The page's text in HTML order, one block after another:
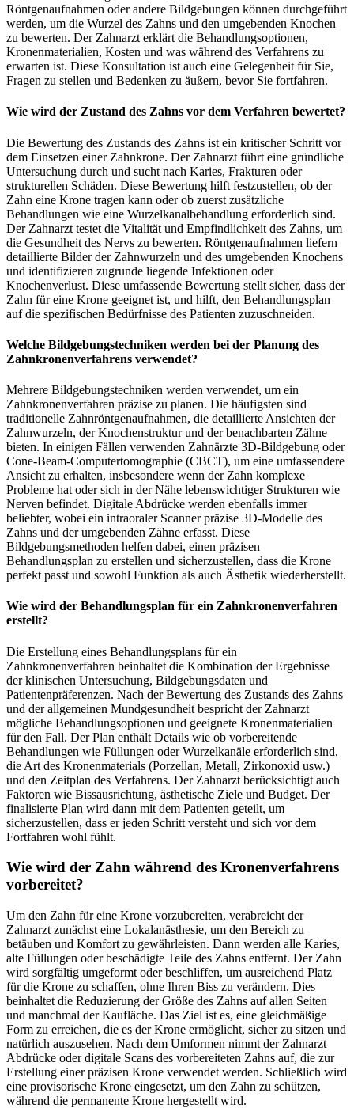
Röntgenaufnahmen oder andere Bildgebungen können durchgeführt
werden, um die Wurzel des Zahns und den umgebenden Knochen
zu bewerten. Der Zahnarzt erklärt die Behandlungsoptionen,
Kronenmaterialien, Kosten und was während des Verfahrens zu
erwarten ist. Diese Konsultation ist auch eine Gelegenheit für Sie,
Fragen zu stellen und Bedenken zu äußern, bevor Sie fortfahren.
Wie wird der Zustand des Zahns vor dem Verfahren bewertet?
Die Bewertung des Zustands des Zahns ist ein kritischer Schritt vor
dem Einsetzen einer Zahnkrone. Der Zahnarzt führt eine gründliche
Untersuchung durch und sucht nach Karies, Frakturen oder
strukturellen Schäden. Diese Bewertung hilft festzustellen, ob der
Zahn eine Krone tragen kann oder ob zuerst zusätzliche
Behandlungen wie eine Wurzelkanalbehandlung erforderlich sind.
Der Zahnarzt testet die Vitalität und Empfindlichkeit des Zahns, um
die Gesundheit des Nervs zu bewerten. Röntgenaufnahmen liefern
detaillierte Bilder der Zahnwurzeln und des umgebenden Knochens
und identifizieren zugrunde liegende Infektionen oder
Knochenverlust. Diese umfassende Bewertung stellt sicher, dass der
Zahn für eine Krone geeignet ist, und hilft, den Behandlungsplan
auf die spezifischen Bedürfnisse des Patienten zuzuschneiden.
Welche Bildgebungstechniken werden bei der Planung des
Zahnkronenverfahrens verwendet?
Mehrere Bildgebungstechniken werden verwendet, um ein
Zahnkronenverfahren präzise zu planen. Die häufigsten sind
traditionelle Zahnröntgenaufnahmen, die detaillierte Ansichten der
Zahnwurzeln, der Knochenstruktur und der benachbarten Zähne
bieten. In einigen Fällen verwenden Zahnärzte 3D-Bildgebung oder
Cone-Beam-Computertomographie (CBCT), um eine umfassendere
Ansicht zu erhalten, insbesondere wenn der Zahn komplexe
Probleme hat oder sich in der Nähe lebenswichtiger Strukturen wie
Nerven befindet. Digitale Abdrücke werden ebenfalls immer
beliebter, wobei ein intraoraler Scanner präzise 3D-Modelle des
Zahns und der umgebenden Zähne erfasst. Diese
Bildgebungsmethoden helfen dabei, einen präzisen
Behandlungsplan zu erstellen und sicherzustellen, dass die Krone
perfekt passt und sowohl Funktion als auch Ästhetik wiederherstellt.
Wie wird der Behandlungsplan für ein Zahnkronenverfahren
erstellt?
Die Erstellung eines Behandlungsplans für ein
Zahnkronenverfahren beinhaltet die Kombination der Ergebnisse
der klinischen Untersuchung, Bildgebungsdaten und
Patientenpräferenzen. Nach der Bewertung des Zustands des Zahns
und der allgemeinen Mundgesundheit bespricht der Zahnarzt
mögliche Behandlungsoptionen und geeignete Kronenmaterialien
für den Fall. Der Plan enthält Details wie ob vorbereitende
Behandlungen wie Füllungen oder Wurzelkanäle erforderlich sind,
die Art des Kronenmaterials (Porzellan, Metall, Zirkonoxid usw.)
und den Zeitplan des Verfahrens. Der Zahnarzt berücksichtigt auch
Faktoren wie Bissausrichtung, ästhetische Ziele und Budget. Der
finalisierte Plan wird dann mit dem Patienten geteilt, um
sicherzustellen, dass er jeden Schritt versteht und sich vor dem
Fortfahren wohl fühlt.
Wie wird der Zahn während des Kronenverfahrens
vorbereitet?
Um den Zahn für eine Krone vorzubereiten, verabreicht der
Zahnarzt zunächst eine Lokalanästhesie, um den Bereich zu
betäuben und Komfort zu gewährleisten. Dann werden alle Karies,
alte Füllungen oder beschädigte Teile des Zahns entfernt. Der Zahn
wird sorgfältig umgeformt oder beschliffen, um ausreichend Platz
für die Krone zu schaffen, ohne Ihren Biss zu verändern. Dies
beinhaltet die Reduzierung der Größe des Zahns auf allen Seiten
und manchmal der Kaufläche. Das Ziel ist es, eine gleichmäßige
Form zu erreichen, die es der Krone ermöglicht, sicher zu sitzen und
natürlich auszusehen. Nach dem Umformen nimmt der Zahnarzt
Abdrücke oder digitale Scans des vorbereiteten Zahns auf, die zur
Erstellung einer präzisen Krone verwendet werden. Schließlich wird
eine provisorische Krone eingesetzt, um den Zahn zu schützen,
während die permanente Krone hergestellt wird.